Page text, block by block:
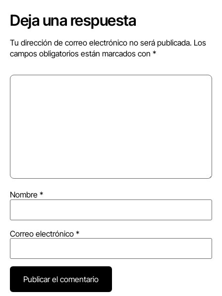
Deja una respuesta
Tu dirección de correo electrónico no será publicada. Los
campos obligatorios están marcados con *
Nombre *
Correo electrónico *